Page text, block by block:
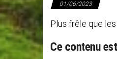
01/06/2023
Plus frêle que les
Ce contenu